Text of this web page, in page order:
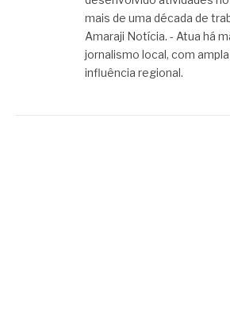
mais de uma década de
Amaraji Notícia. - Atua há
jornalismo local, com
influência regional.